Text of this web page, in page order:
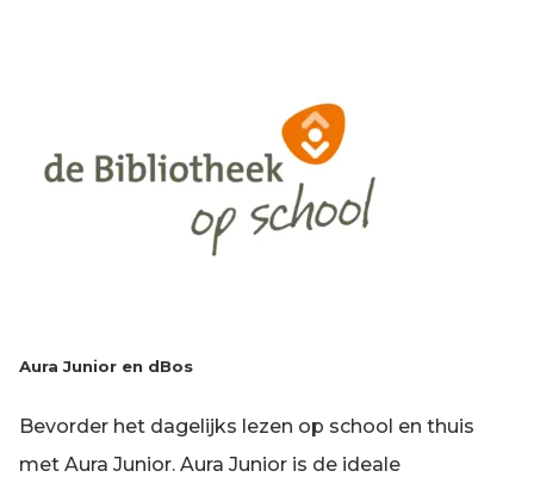
Aura Junior en dBos
Bevorder het dagelijks lezen op school en thuis
met Aura Junior. Aura Junior is de ideale